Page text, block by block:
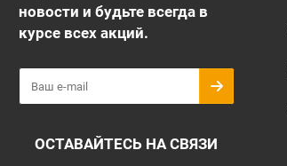
новости и будьте всегда в
курсе всех акций.
ОСТАВАЙТЕСЬ НА СВЯЗИ